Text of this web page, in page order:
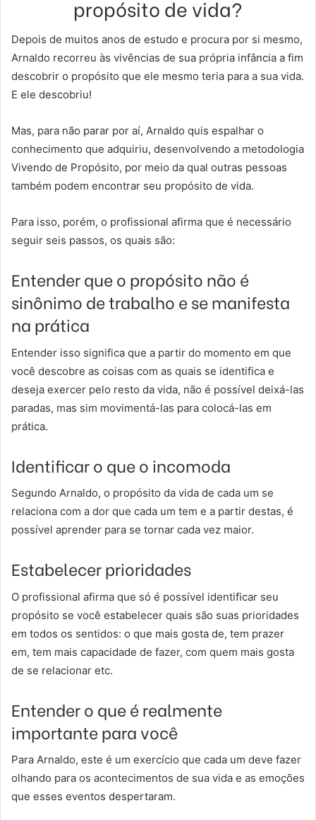
propósito de vida?
Depois de muitos anos de estudo e procura por si mesmo,
Arnaldo recorreu às vivências de sua própria infância a fim
descobrir o propósito que ele mesmo teria para a sua vida.
E ele descobriu!
Mas, para não parar por aí, Arnaldo quis espalhar o
conhecimento que adquiriu, desenvolvendo a metodologia
Vivendo de Propósito, por meio da qual outras pessoas
também podem encontrar seu propósito de vida.
Para isso, porém, o profissional afirma que é necessário
seguir seis passos, os quais são:
Entender que o propósito não é
sinônimo de trabalho e se manifesta
na prática
Entender isso significa que a partir do momento em que
você descobre as coisas com as quais se identifica e
deseja exercer pelo resto da vida, não é possível deixá-las
paradas, mas sim movimentá-las para colocá-las em
prática.
Identificar o que o incomoda
Segundo Arnaldo, o propósito da vida de cada um se
relaciona com a dor que cada um tem e a partir destas, é
possível aprender para se tornar cada vez maior.
Estabelecer prioridades
O profissional afirma que só é possível identificar seu
propósito se você estabelecer quais são suas prioridades
em todos os sentidos: o que mais gosta de, tem prazer
em, tem mais capacidade de fazer, com quem mais gosta
de se relacionar etc.
Entender o que é realmente
importante para você
Para Arnaldo, este é um exercício que cada um deve fazer
olhando para os acontecimentos de sua vida e as emoções
que esses eventos despertaram.